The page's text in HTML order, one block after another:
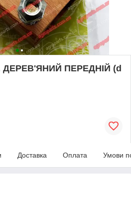
ДЕРЕВ'ЯНИЙ ПЕРЕДНІЙ (d
Доставка Оплата Умови